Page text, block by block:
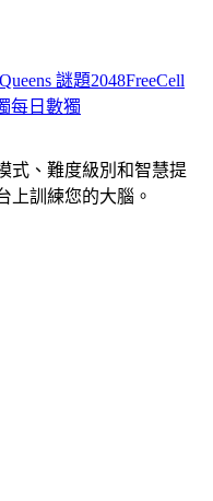
Queens 謎題2048FreeCell
每日數獨
式、難度級別和智慧提
上訓練您的大腦。